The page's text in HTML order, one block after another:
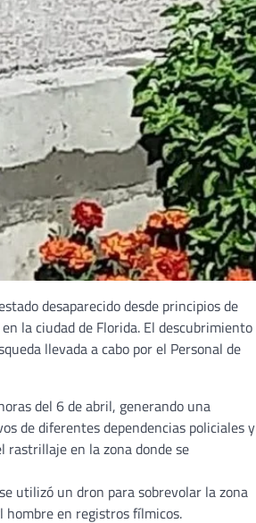
desaparecido desde principios de
la ciudad de Florida. El descubrimiento
llevada a cabo por el Personal de
del 6 de abril, generando una
de diferentes dependencias policiales y
rastrillaje en la zona donde se
utilizó un dron para sobrevolar la zona
hombre en registros fílmicos.